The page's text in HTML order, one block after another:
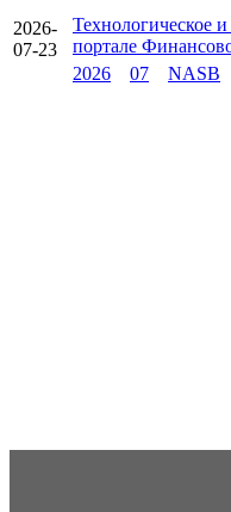
2026-
07-23
Технологическое
портале
2026
07 NASB